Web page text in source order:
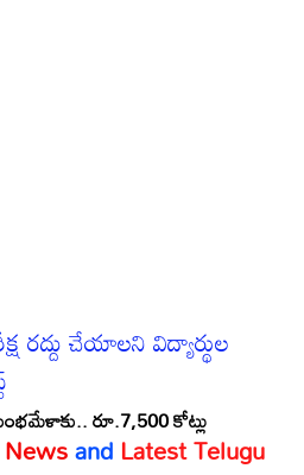
రద్దు చేయాలని విద్యార్థుల
రూ.7,500 కోట్లు
and Latest Telugu